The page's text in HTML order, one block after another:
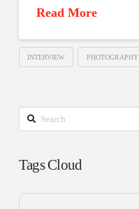
Read More
INTERVIEW PHOTOGRAPHY
Search
Tags Cloud